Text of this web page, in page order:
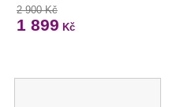
2 900 Kč
1 899 Kč